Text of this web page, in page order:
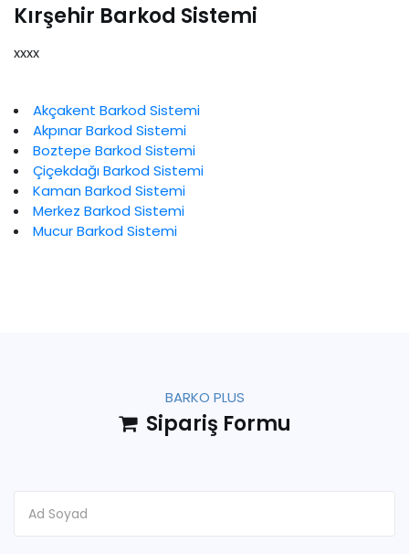
Kırşehir Barkod Sistemi
xxxx
Akçakent Barkod Sistemi
Akpınar Barkod Sistemi
Boztepe Barkod Sistemi
Çiçekdağı Barkod Sistemi
Kaman Barkod Sistemi
Merkez Barkod Sistemi
Mucur Barkod Sistemi
BARKO PLUS
Sipariş Formu